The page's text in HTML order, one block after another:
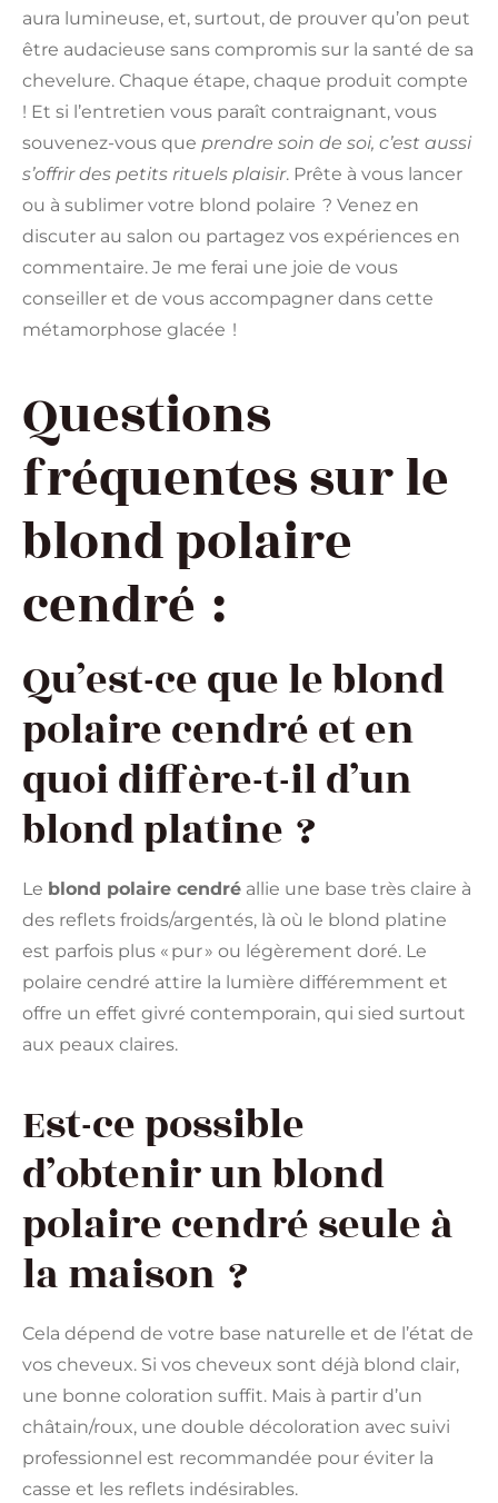
aura lumineuse, et, surtout, de prouver qu’on peut
être audacieuse sans compromis sur la santé de sa
chevelure. Chaque étape, chaque produit compte
! Et si l’entretien vous paraît contraignant, vous
souvenez-vous que prendre soin de soi, c’est aussi
s’offrir des petits rituels plaisir. Prête à vous lancer
ou à sublimer votre blond polaire ? Venez en
discuter au salon ou partagez vos expériences en
commentaire. Je me ferai une joie de vous
conseiller et de vous accompagner dans cette
métamorphose glacée !
Questions
fréquentes sur le
blond polaire
cendré :
Qu’est-ce que le blond
polaire cendré et en
quoi diffère-t-il d’un
blond platine ?
Le blond polaire cendré allie une base très claire à
des reflets froids/argentés, là où le blond platine
est parfois plus « pur » ou légèrement doré. Le
polaire cendré attire la lumière différemment et
offre un effet givré contemporain, qui sied surtout
aux peaux claires.
Est-ce possible
d’obtenir un blond
polaire cendré seule à
la maison ?
Cela dépend de votre base naturelle et de l’état de
vos cheveux. Si vos cheveux sont déjà blond clair,
une bonne coloration suffit. Mais à partir d’un
châtain/roux, une double décoloration avec suivi
professionnel est recommandée pour éviter la
casse et les reflets indésirables.